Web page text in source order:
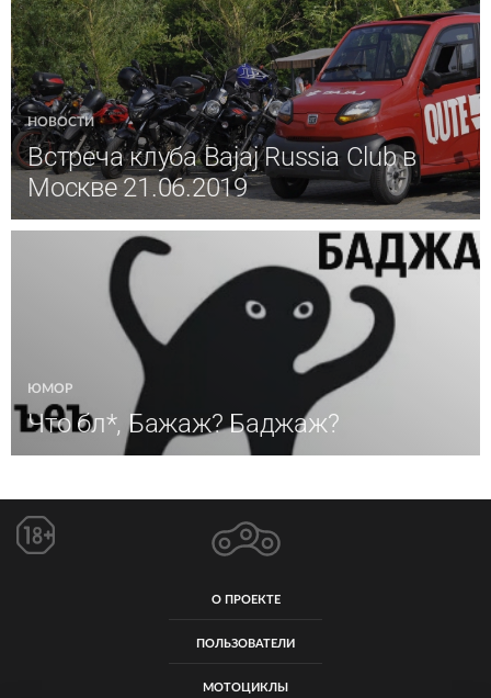
НОВОСТИ
Встреча клуба Bajaj Russia Club в
Москве 21.06.2019
ЮМОР
Что бл*, Бажаж? Баджаж?
О ПРОЕКТЕ
ПОЛЬЗОВАТЕЛИ
МОТОЦИКЛЫ